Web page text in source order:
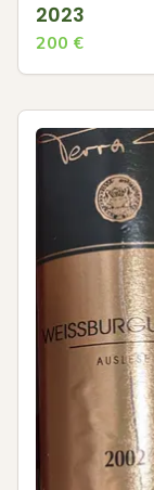
2023
200 €